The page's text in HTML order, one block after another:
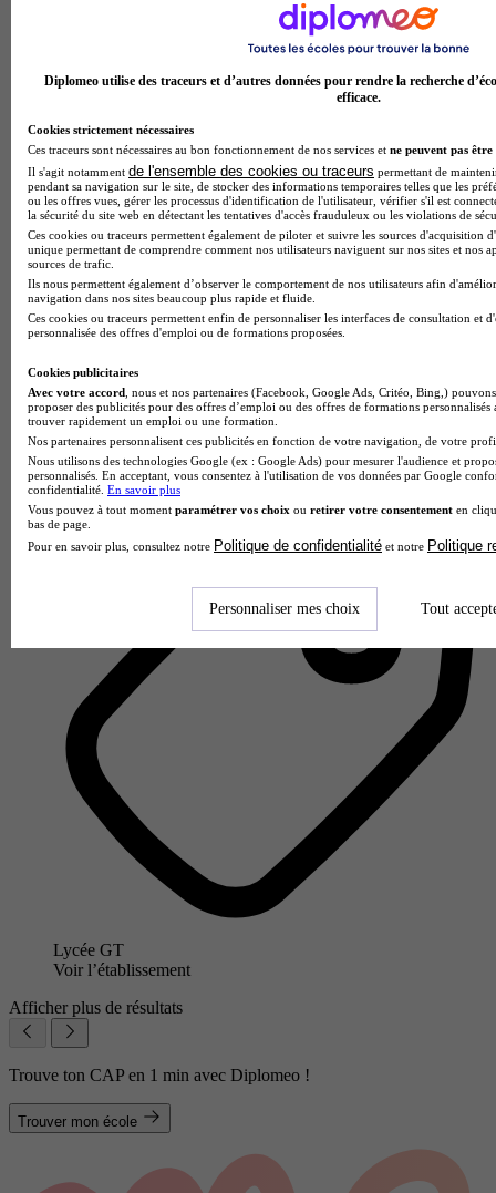
Voir l’établissement
Lycée des métiers de l'automobile et du transport Château
d'Épluches
Aucun avis
Saint-Ouen-l'Aumône
Lycée GT
Voir l’établissement
Afficher plus de résultats
Trouve ton CAP en 1 min avec Diplomeo !
Trouver mon école
Diplomeo utilise des traceurs et d’autres données pour rendre la recherche
efficace.
Cookies strictement nécessaires
Ces traceurs sont nécessaires au bon fonctionnement de nos services et ne peuvent pas être
Il s'agit notamment de l'ensemble des cookies ou traceurs permettant de
pendant sa navigation sur le site, de stocker des informations temporaires telles que les
ou les offres vues, gérer les processus d'identification de l'utilisateur, vérifier s'il est
la sécurité du site web en détectant les tentatives d'accès frauduleux ou les violations de
Ces cookies ou traceurs permettent également de piloter et suivre les sources d'acquisition
unique permettant de comprendre comment nos utilisateurs naviguent sur nos sites et nos
sources de trafic.
Ils nous permettent également d’observer le comportement de nos utilisateurs afin
navigation dans nos sites beaucoup plus rapide et fluide.
Ces cookies ou traceurs permettent enfin de personnaliser les interfaces de consultation et
personnalisée des offres d'emploi ou de formations proposées.
Cookies publicitaires
Avec votre accord , nous et nos partenaires (Facebook, Google Ads, Critéo, Bing,)
proposer des publicités pour des offres d’emploi ou des offres de formations
trouver rapidement un emploi ou une formation.
Nos partenaires personnalisent ces publicités en fonction de votre navigation, de votre
Nous utilisons des technologies Google (ex : Google Ads) pour mesurer l'audience et
personnalisés. En acceptant, vous consentez à l'utilisation de vos données par Google
confidentialité. En savoir plus
Vous pouvez à tout moment paramétrer vos choix ou retirer votre consentement en
bas de page.
Pour en savoir plus, consultez notre Politique de confidentialité et notre Politique
Personnaliser mes choix Tout